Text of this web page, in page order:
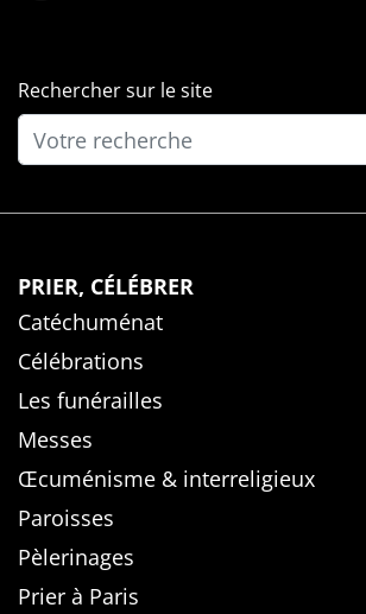
Rechercher sur le site
PRIER, CÉLÉBRER
Catéchuménat
Célébrations
Les funérailles
Messes
Œcuménisme & interreligieux
Paroisses
Pèlerinages
Prier à Paris